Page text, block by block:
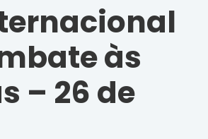
às
– 26 de